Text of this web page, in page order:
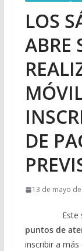
LOS
ABRE
DE
13 de mayo
Este
puntos de
inscribir a